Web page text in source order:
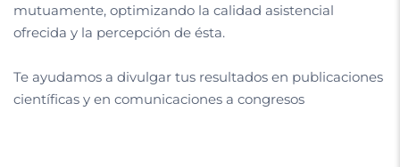
mutuamente, optimizando la calidad asistencial
ofrecida y la percepción de ésta.
Te ayudamos a divulgar tus resultados en publicaciones
científicas y en comunicaciones a congresos